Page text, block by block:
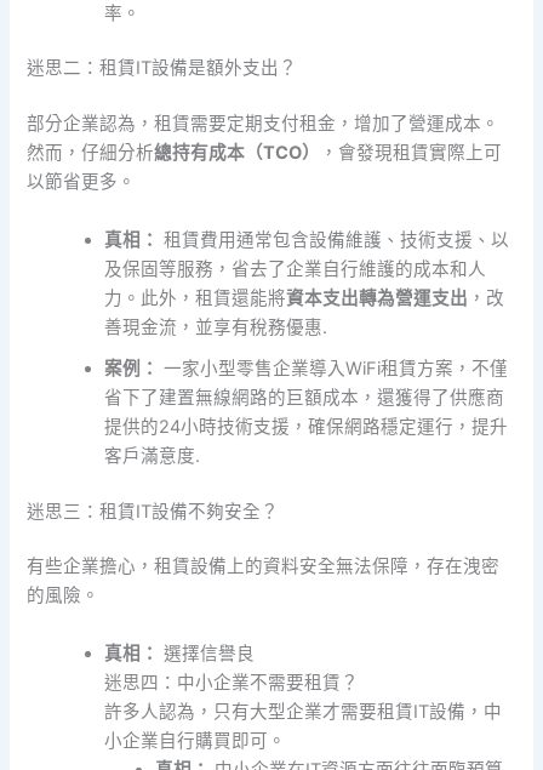
率。
迷思二：租賃IT設備是額外支出？
部分企業認為，租賃需要定期支付租金，增加了營運成本。
然而，仔細分析總持有成本（TCO）
，會發現租賃實際上可
以節省更多。
真相： 租賃費用通常包含設備維護、技術支援、以
及保固等服務，省去了企業自行維護的成本和人
力。此外，租賃還能將資本支出轉為營運支出 ，改
善現金流，並享有稅務優惠.
案例： 一家小型零售企業導入WiFi租賃方案，不僅
省下了建置無線網路的巨額成本，還獲得了供應商
提供的24小時技術支援，確保網路穩定運行，提升
客戶滿意度.
迷思三：租賃IT設備不夠安全？
有些企業擔心，租賃設備上的資料安全無法保障，存在洩密
的風險。
真相： 選擇信譽良
迷思四：中小企業不需要租賃？
許多人認為，只有大型企業才需要租賃IT設備，中
小企業自行購買即可。